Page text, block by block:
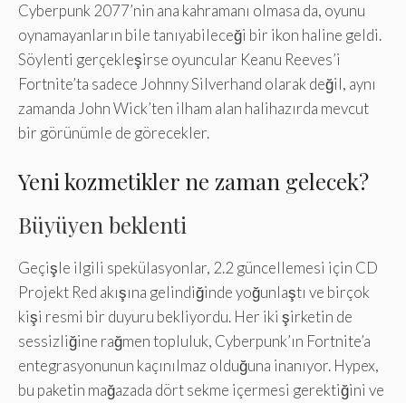
Cyberpunk 2077’nin ana kahramanı olmasa da, oyunu
oynamayanların bile tanıyabileceği bir ikon haline geldi.
Söylenti gerçekleşirse oyuncular Keanu Reeves’i
Fortnite’ta sadece Johnny Silverhand olarak değil, aynı
zamanda John Wick’ten ilham alan halihazırda mevcut
bir görünümle de görecekler.
Yeni kozmetikler ne zaman gelecek?
Büyüyen beklenti
Geçişle ilgili spekülasyonlar, 2.2 güncellemesi için CD
Projekt Red akışına gelindiğinde yoğunlaştı ve birçok
kişi resmi bir duyuru bekliyordu. Her iki şirketin de
sessizliğine rağmen topluluk, Cyberpunk’ın Fortnite’a
entegrasyonunun kaçınılmaz olduğuna inanıyor. Hypex,
bu paketin mağazada dört sekme içermesi gerektiğini ve